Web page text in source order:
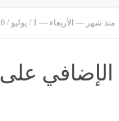
منذ شهر — الأربعاء — 1 / يوليو / 2026
الإضافي على